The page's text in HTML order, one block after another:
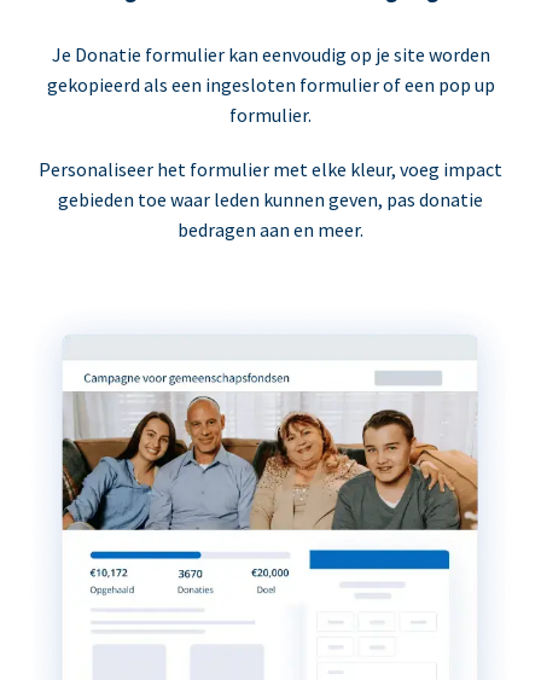
Je Donatie formulier kan eenvoudig op je site worden
gekopieerd als een ingesloten formulier of een pop up
formulier.
Personaliseer het formulier met elke kleur, voeg impact
gebieden toe waar leden kunnen geven, pas donatie
bedragen aan en meer.